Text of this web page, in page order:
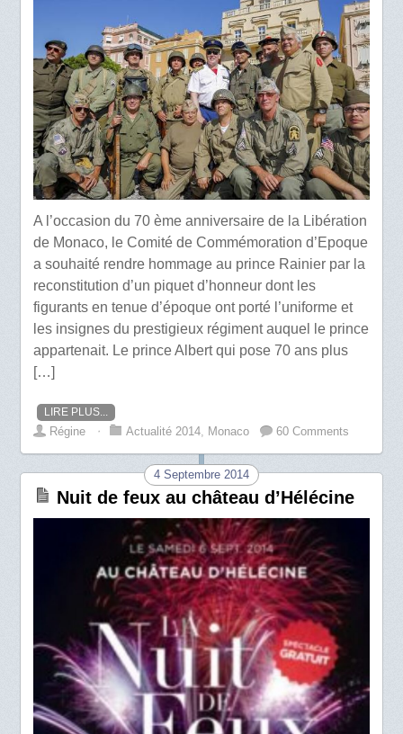
A l’occasion du 70 ème anniversaire de la Libération
de Monaco, le Comité de Commémoration d’Epoque
a souhaité rendre hommage au prince Rainier par la
reconstitution d’un piquet d’honneur dont les
figurants en tenue d’époque ont porté l’uniforme et
les insignes du prestigieux régiment auquel le prince
appartenait. Le prince Albert qui pose 70 ans plus
[…]
LIRE PLUS...
Régine ⋅ Actualité 2014, Monaco 60 Comments
4 Septembre 2014
Nuit de feux au château d’Hélécine